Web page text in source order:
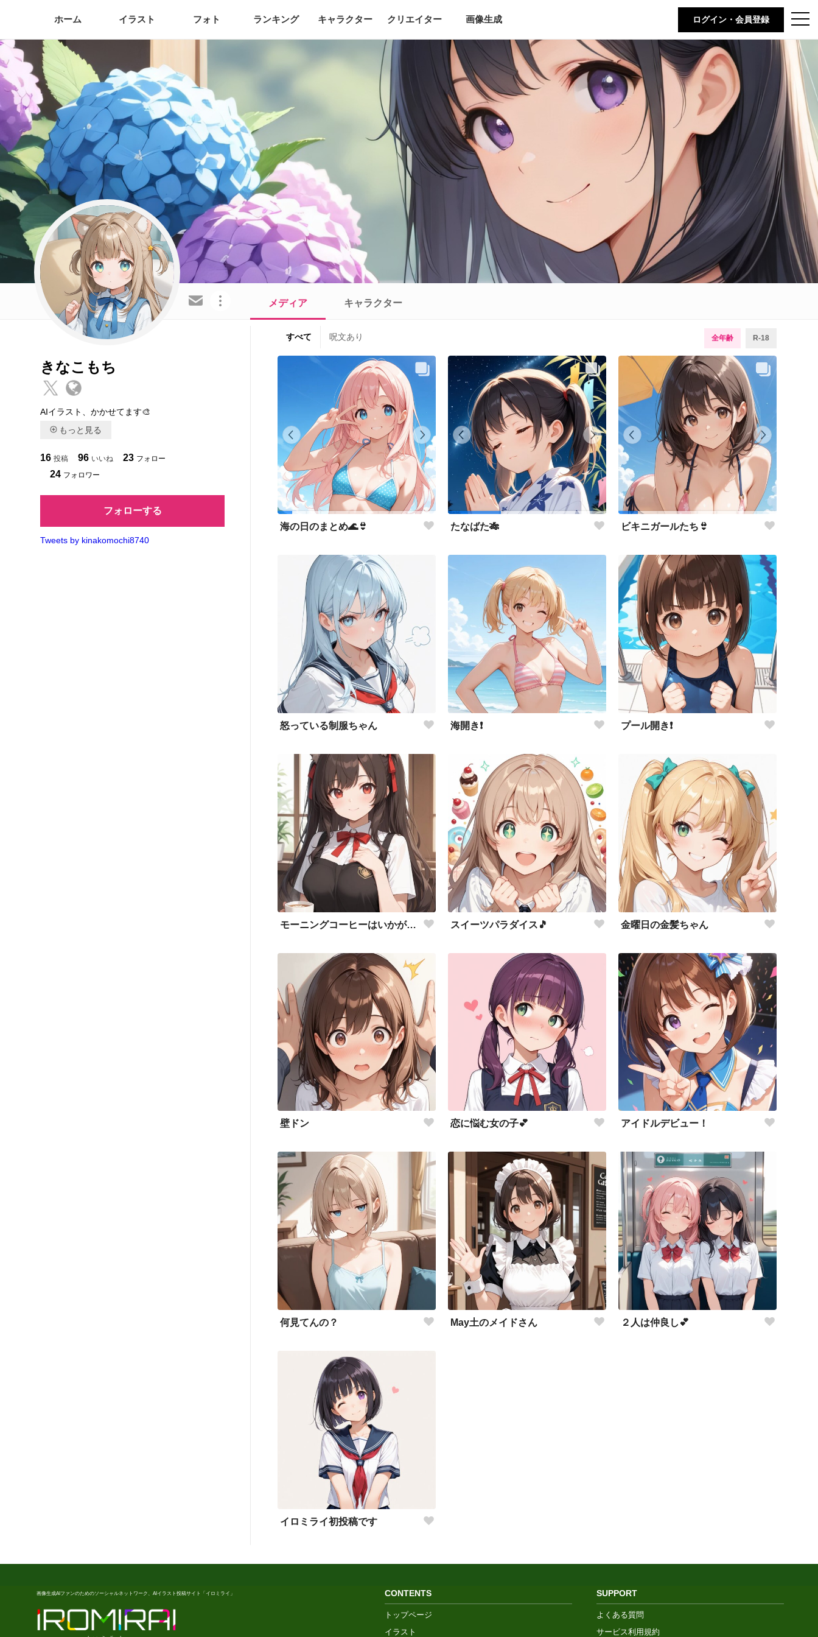
t
o
g
l
e
n
a
v
t
i
o
n
ホーム イラスト フォト ランキング キャラクター クリエイター 画像生成 ログイン・会員登録
この会員を共有
きなこもち
AIイラスト、かかせてます🎨
もっと見る
16 投稿 96 いいね 23 フォロー
24 フォロワー
フォローする
Tweets by kinakomochi8740
メディア キャラクター
すべて 呪文あり 全年齢 R-18
海の日のまとめ🌊👙 たなばた🎋 ビキニガールたち👙
怒っている制服ちゃん 海開き❗️ プール開き❗️
モーニングコーヒーはいかがですか？ スイーツパラダイス🎵 金曜日の金髪ちゃん
壁ドン 恋に悩む女の子💕 アイドルデビュー！
何見てんの？ May土のメイドさん ２人は仲良し💕
イロミライ初投稿です
画像生成AIファンのためのソーシャルネットワーク、AIイラスト投稿サイト「イロミライ」 SUPPORT
よくある質問
サービス利用規約
CONTENTS
トップページ
イラスト